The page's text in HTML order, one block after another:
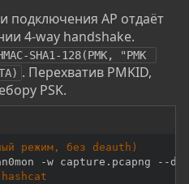
подключения AP отдаёт
4-way handshake.
SHA1-128(PMK, "PMK
. Перехватив PMKID,
PSK.
режим, без deauth)